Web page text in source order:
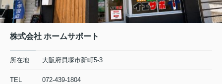
株式会社 ホームサポート
所在地 大阪府貝塚市新町5-3
TEL 072-439-1804